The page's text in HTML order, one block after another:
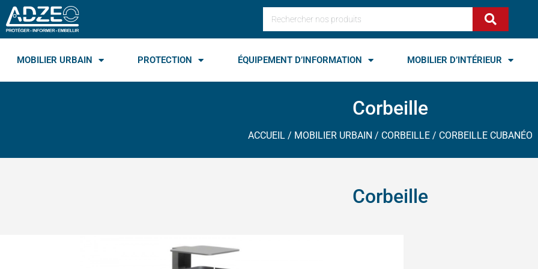
Aller
au
contenu
Rechercher
MOBILIER URBAIN PROTECTION ÉQUIPEMENT D’INFORMATION MOBILIER D’INTÉRIEUR
Corbeille
ACCUEIL / MOBILIER URBAIN / CORBEILLE / CORBEILLE CUBANÉO
Corbeille